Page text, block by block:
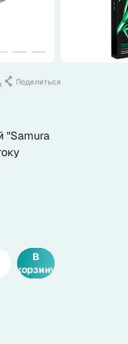
Поделиться
"Samura
В
корзину